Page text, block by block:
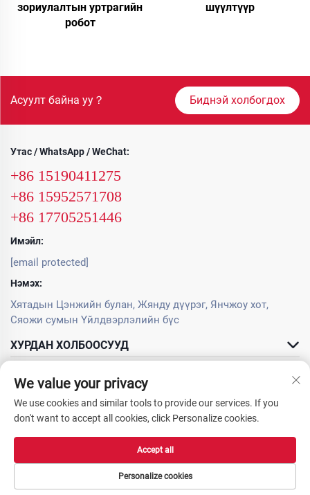
зориулалтын уртрагийн
робот
шүүлтүүр
Асуулт байна уу？ Биднэй холбогдох
Утас / WhatsApp / WeChat:
+86 15190411275
+86 15952571708
+86 17705251446
Имэйл:
[email protected]
Нэмэх:
Хятадын Цэнжийн булан, Жянду дүүрэг, Янчжоу хот,
Сяожи сумын Үйлдвэрлэлийн бүс
ХУРДАН ХОЛБООСУУД
БҮТЭЭЛҮҮД
Зохиогчийн эрх © 2025 Янчжоу OURS Machinery Co., Ltd. Бүх эрх хуулиар
хамгаалагдсан. -Нууцлалын бодлого
We value your privacy
We use cookies and similar tools to provide our services. If you
don't want to accept all cookies, click Personalize cookies.
Personalize cookies
Accept all